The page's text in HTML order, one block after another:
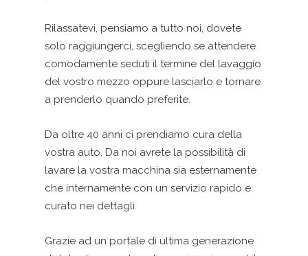
Rilassatevi, pensiamo a tutto noi, dovete
solo raggiungerci, scegliendo se attendere
comodamente seduti il termine del lavaggio
del vostro mezzo oppure lasciarlo e tornare
a prenderlo quando preferite.
Da oltre 40 anni ci prendiamo cura della
vostra auto. Da noi avrete la possibilità di
lavare la vostra macchina sia esternamente
che internamente con un servizio rapido e
curato nei dettagli.
Grazie ad un portale di ultima generazione